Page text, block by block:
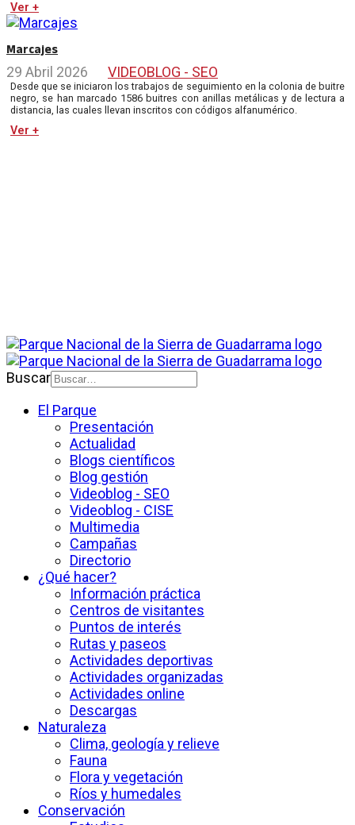
Ver +
Marcajes
29 Abril 2026 VIDEOBLOG - SEO
Desde que se iniciaron los trabajos de seguimiento en la colonia de buitre
negro, se han marcado 1586 buitres con anillas metálicas y de lectura a
distancia, las cuales llevan inscritos con códigos alfanumérico.
Ver +
Buscar
El Parque
Presentación
Actualidad
Blogs científicos
Blog gestión
Videoblog - SEO
Videoblog - CISE
Multimedia
Campañas
Directorio
¿Qué hacer?
Información práctica
Centros de visitantes
Puntos de interés
Rutas y paseos
Actividades deportivas
Actividades organizadas
Actividades online
Descargas
Naturaleza
Clima, geología y relieve
Fauna
Flora y vegetación
Ríos y humedales
Conservación